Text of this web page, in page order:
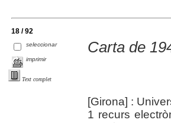
18 / 92
seleccionar
imprimir
Text complet
Carta de
[Girona] :
1 recurs